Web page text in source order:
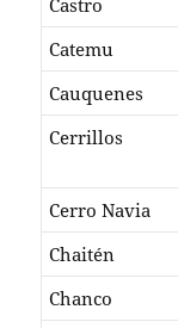
Catemu
Cauquenes
Cerrillos
Cerro Navia
Chaitén
Chanco